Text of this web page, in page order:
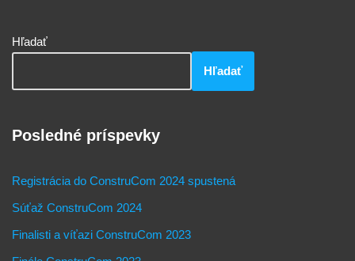
Hľadať
Hľadať
Posledné príspevky
Registrácia do ConstruCom 2024 spustená
Súťaž ConstruCom 2024
Finalisti a víťazi ConstruCom 2023